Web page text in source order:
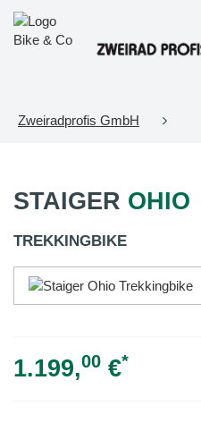
Zweiradprofis GmbH
STAIGER OHIO
TREKKINGBIKE
1.199,00 €*